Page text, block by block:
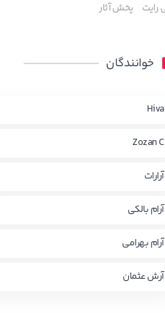
پخش آثار
خوانندگان
Hiva
Zozan C
آرارات
آرام بالکی
آرام بهرامی
آرش عثمان